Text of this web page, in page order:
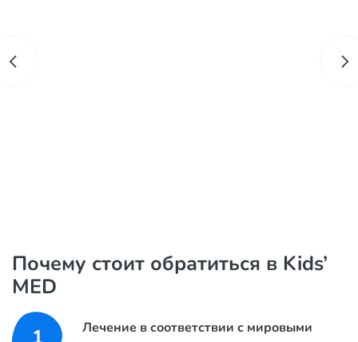
Почему стоит обратиться в Kids’
MED
Лечение в соответствии с мировыми